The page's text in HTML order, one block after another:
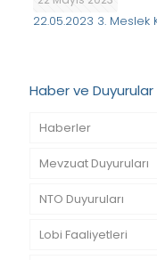
22.05.2023 3. Meslek
Haber ve Duyurular
Haberler
Mevzuat Duyuruları
NTO Duyuruları
Lobi Faaliyetleri